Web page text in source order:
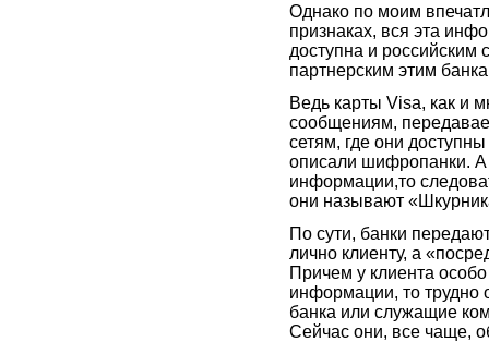
Однако по моим
признаках, вся эта
доступна и
партнерским этим
Ведь карты Visa, как и
сообщениям,
сетям, где они
описали шифропанки. А
информации,то
они называют
По сути, банки
лично клиенту, а
Причем у клиента
информации, то трудно
банка или служащие
Сейчас они, все чаще,